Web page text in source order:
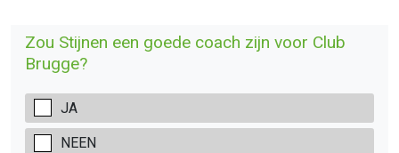
Zou Stijnen een goede coach zijn voor Club
Brugge?
JA
NEEN